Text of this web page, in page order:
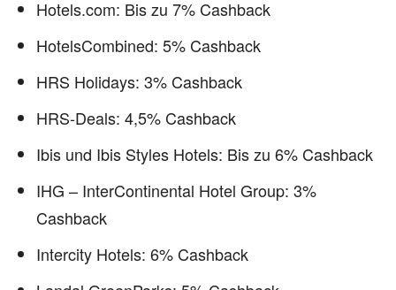
Hotels.com: Bis zu 7% Cashback
HotelsCombined: 5% Cashback
HRS Holidays: 3% Cashback
HRS-Deals: 4,5% Cashback
Ibis und Ibis Styles Hotels: Bis zu 6% Cashback
IHG – InterContinental Hotel Group: 3%
Cashback
Intercity Hotels: 6% Cashback